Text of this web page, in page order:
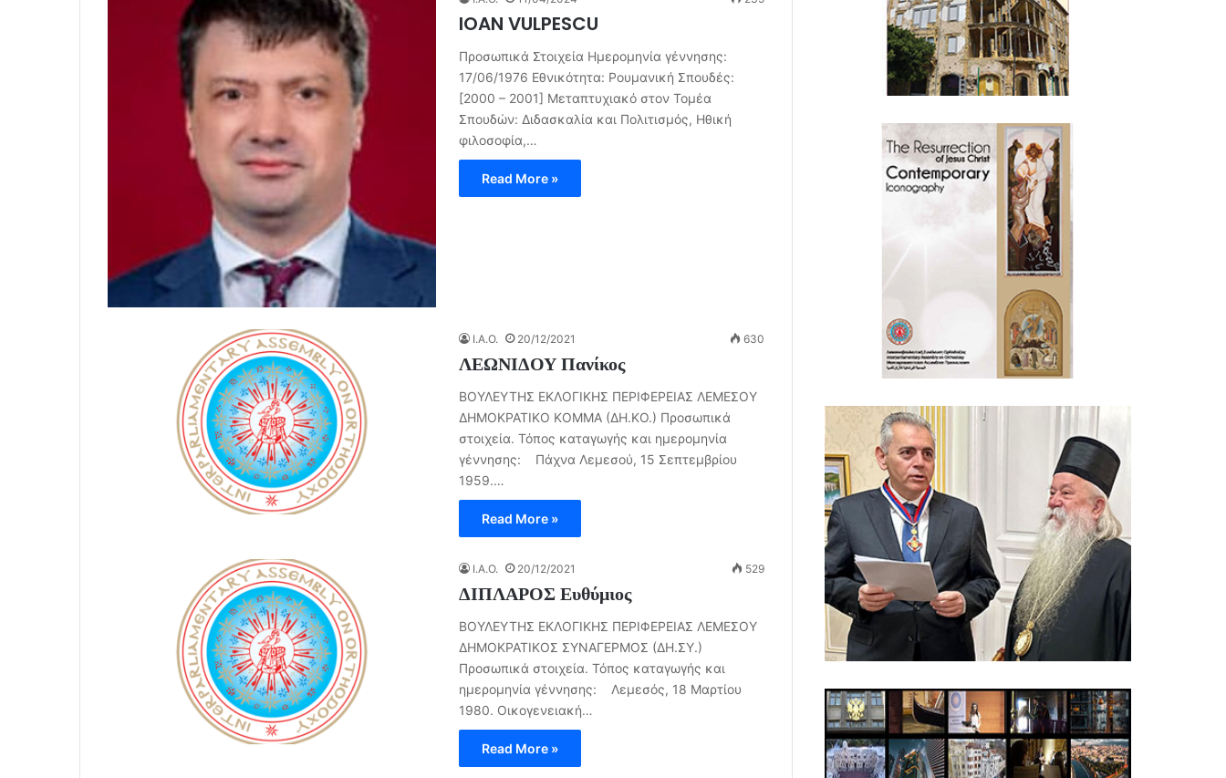
IOAN VULPESCU
Προσωπικά Στοιχεία Ημερομηνία γέννησης:
17/06/1976 Εθνικότητα: Ρουμανική Σπουδές:
[2000 – 2001] Μεταπτυχιακό στον Τομέα
Σπουδών: Διδασκαλία και Πολιτισμός, Ηθική
φιλοσοφία,…
Read More »
I.A.O. 20/12/2021 630
ΛΕΩΝΙΔΟΥ Πανίκος
ΒΟΥΛΕΥΤΗΣ ΕΚΛΟΓΙΚΗΣ ΠΕΡΙΦΕΡΕΙΑΣ ΛΕΜΕΣΟΥ
ΔΗΜΟΚΡΑΤΙΚΟ ΚΟΜΜΑ (ΔΗ.ΚΟ.) Προσωπικά
στοιχεία. Τόπος καταγωγής και ημερομηνία
γέννησης: Πάχνα Λεμεσού, 15 Σεπτεμβρίου
1959.…
Read More »
I.A.O. 20/12/2021 529
ΔΙΠΛΑΡΟΣ Ευθύμιος
ΒΟΥΛΕΥΤΗΣ ΕΚΛΟΓΙΚΗΣ ΠΕΡΙΦΕΡΕΙΑΣ ΛΕΜΕΣΟΥ
ΔΗΜΟΚΡΑΤΙΚΟΣ ΣΥΝΑΓΕΡΜΟΣ (ΔΗ.ΣΥ.)
Προσωπικά στοιχεία. Τόπος καταγωγής και
ημερομηνία γέννησης: Λεμεσός, 18 Μαρτίου
1980. Οικογενειακή…
Read More »